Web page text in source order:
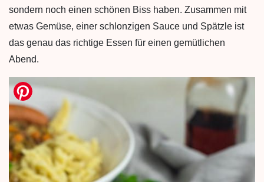
sondern noch einen schönen Biss haben. Zusammen mit
etwas Gemüse, einer schlonzigen Sauce und Spätzle ist
das genau das richtige Essen für einen gemütlichen
Abend.